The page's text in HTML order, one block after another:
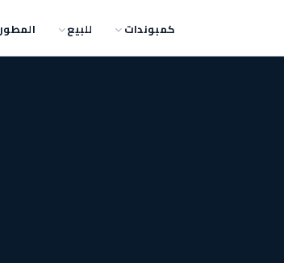
كمبوندات للبيع